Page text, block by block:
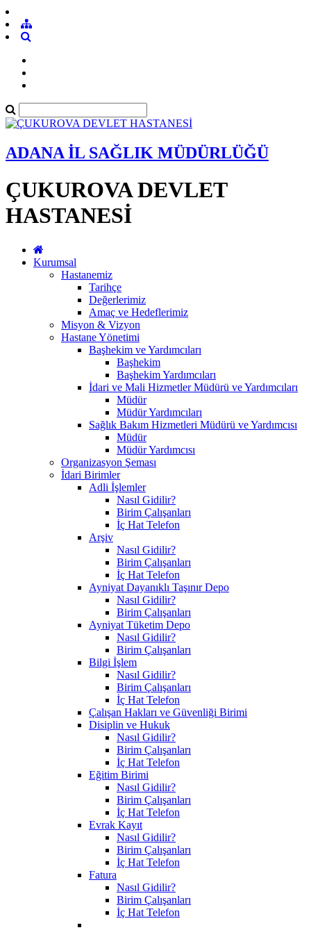
ADANA İL SAĞLIK MÜDÜRLÜĞÜ
ÇUKUROVA DEVLET
HASTANESİ
Kurumsal
Hastanemiz
Tarihçe
Değerlerimiz
Amaç ve Hedeflerimiz
Misyon & Vizyon
Hastane Yönetimi
Başhekim ve Yardımcıları
Başhekim
Başhekim Yardımcıları
İdari ve Mali Hizmetler Müdürü ve Yardımcıları
Müdür
Müdür Yardımcıları
Sağlık Bakım Hizmetleri Müdürü ve Yardımcısı
Müdür
Müdür Yardımcısı
Organizasyon Şeması
İdari Birimler
Adli İşlemler
Nasıl Gidilir?
Birim Çalışanları
İç Hat Telefon
Arşiv
Nasıl Gidilir?
Birim Çalışanları
İç Hat Telefon
Ayniyat Dayanıklı Taşınır Depo
Nasıl Gidilir?
Birim Çalışanları
Ayniyat Tüketim Depo
Nasıl Gidilir?
Birim Çalışanları
Bilgi İşlem
Nasıl Gidilir?
Birim Çalışanları
İç Hat Telefon
Çalışan Hakları ve Güvenliği Birimi
Disiplin ve Hukuk
Nasıl Gidilir?
Birim Çalışanları
İç Hat Telefon
Eğitim Birimi
Nasıl Gidilir?
Birim Çalışanları
İç Hat Telefon
Evrak Kayıt
Nasıl Gidilir?
Birim Çalışanları
İç Hat Telefon
Fatura
Nasıl Gidilir?
Birim Çalışanları
İç Hat Telefon